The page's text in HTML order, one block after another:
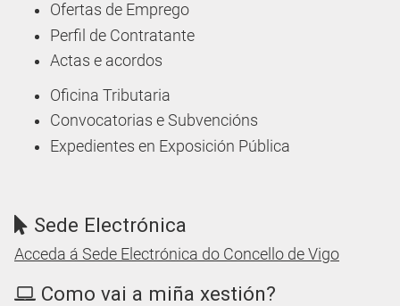
Ofertas de Emprego
Perfil de Contratante
Actas e acordos
Oficina Tributaria
Convocatorias e Subvencións
Expedientes en Exposición Pública
Sede Electrónica
Acceda á Sede Electrónica do Concello de Vigo
Como vai a miña xestión?